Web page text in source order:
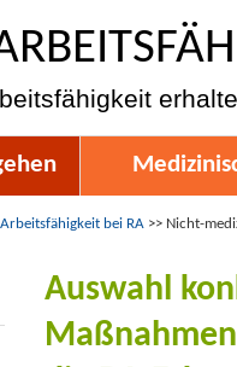
Arbeitsfähigkeit bei RA >> Nicht-
Auswahl